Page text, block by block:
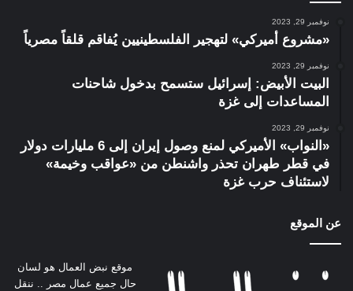
نوفمبر 29, 2023
«مشروع أميركي» لتهجير الفلسطينيين يُفاقم قلقاً مصرياً
نوفمبر 29, 2023
البيت الأبيض: إسرائيل ستسمح بدخول شاحنات
المساعدات إلى غزة
نوفمبر 29, 2023
«النواب» الأميركي لمنع وصول إيران إلى 6 مليارات دولار
في قطر طهران تحذر واشنطن من «عواقب وخيمة»
لاستئناف حرب غزة
عن الموقع
موقع نبض العمال هو لسان
حال جميع عمال مصر .. ننقل